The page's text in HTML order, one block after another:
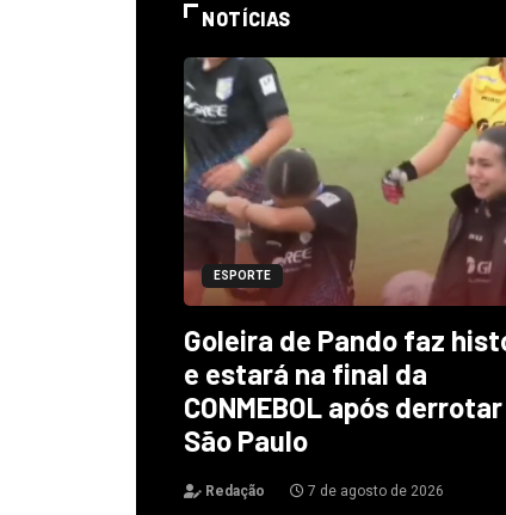
NOTÍCIAS
ESPORTE
Goleira de Pando faz
e estará na final da
CONMEBOL após
São Paulo
Redação 7 de agosto de 2026